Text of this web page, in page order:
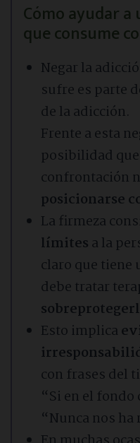
Cómo ayudar
que consume
Negar la
sufre es parte
de la adicción.
Frente a esta
posibilidad
confrontación
posicionarse
La firmeza
límites a la
claro que tiene
debe tratar
Esto implica
con frases del
“Si en el
“Nunca nos